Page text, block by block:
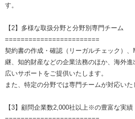
す。
【2】多様な取扱分野と分野別専門チーム
========================
契約書の作成・確認（リーガルチェック）
継、知的財産などの企業法務のほか、海外
広いサポートをご提供いたします。
また、特定の分野では専門チームが対応いた
【3】顧問企業数2,000社以上※の豊富な実績